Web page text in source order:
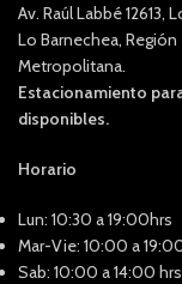
Av. Raúl Labbé 12613,
Lo Barnechea, Región
Metropolitana.
Estacionamiento
disponibles.
Horario
Lun: 10:30 a 19:00hrs
Mar-Vie: 10:00 a
Sab: 10:00 a 14:00 hrs